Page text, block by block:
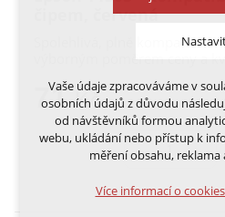
čipem, červená
Spolehlivá, plně kompatibilní
71Kč
Technická cookies
nutná pro provozování
udržení kontextu stránek
přihlášení, volby jazyka,
Volitelná cookies
analytická pro
Vaše údaje zpracováváme v
osobních údajů z důvodu
od návštěvníků formou
webu, ukládání nebo přístup k
měření obsahu,
Více informací o